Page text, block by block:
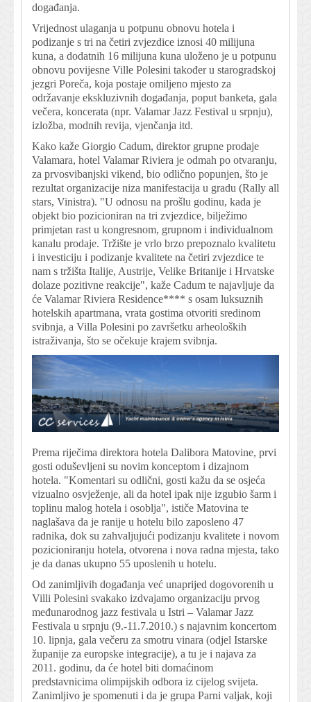
događanja.
Vrijednost ulaganja u potpunu obnovu hotela i
podizanje s tri na četiri zvjezdice iznosi 40 milijuna
kuna, a dodatnih 16 milijuna kuna uloženo je u potpunu
obnovu povijesne Ville Polesini također u starogradskoj
jezgri Poreča, koja postaje omiljeno mjesto za
održavanje ekskluzivnih događanja, poput banketa, gala
večera, koncerata (npr. Valamar Jazz Festival u srpnju),
izložba, modnih revija, vjenčanja itd.
Kako kaže Giorgio Cadum, direktor grupne prodaje
Valamara, hotel Valamar Riviera je odmah po otvaranju,
za prvosvibanjski vikend, bio odlično popunjen, što je
rezultat organizacije niza manifestacija u gradu (Rally all
stars, Vinistra). "U odnosu na prošlu godinu, kada je
objekt bio pozicioniran na tri zvjezdice, bilježimo
primjetan rast u kongresnom, grupnom i individualnom
kanalu prodaje. Tržište je vrlo brzo prepoznalo kvalitetu
i investiciju i podizanje kvalitete na četiri zvjezdice te
nam s tržišta Italije, Austrije, Velike Britanije i Hrvatske
dolaze pozitivne reakcije", kaže Cadum te najavljuje da
će Valamar Riviera Residence**** s osam luksuznih
hotelskih apartmana, vrata gostima otvoriti sredinom
svibnja, a Villa Polesini po završetku arheoloških
istraživanja, što se očekuje krajem svibnja.
Prema riječima direktora hotela Dalibora Matovine, prvi
gosti oduševljeni su novim konceptom i dizajnom
hotela. "Komentari su odlični, gosti kažu da se osjeća
vizualno osvježenje, ali da hotel ipak nije izgubio šarm i
toplinu malog hotela i osoblja", ističe Matovina te
naglašava da je ranije u hotelu bilo zaposleno 47
radnika, dok su zahvaljujući podizanju kvalitete i novom
pozicioniranju hotela, otvorena i nova radna mjesta, tako
je da danas ukupno 55 uposlenih u hotelu.
Od zanimljivih događanja već unaprijed dogovorenih u
Villi Polesini svakako izdvajamo organizaciju prvog
međunarodnog jazz festivala u Istri – Valamar Jazz
Festivala u srpnju (9.-11.7.2010.) s najavnim koncertom
10. lipnja, gala večeru za smotru vinara (odjel Istarske
županije za europske integracije), a tu je i najava za
2011. godinu, da će hotel biti domaćinom
predstavnicima olimpijskih odbora iz cijelog svijeta.
Zanimljivo je spomenuti i da je grupa Parni valjak, koji